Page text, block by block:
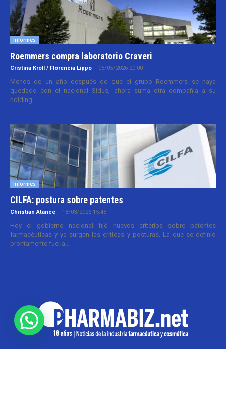
Informes
Roemmers compra laboratorio Craveri
Cristina Kroll / Florencia Lippo - 05/05/2026 20:00
Menos de un año después de que el grupo Roemmers se haya
quedado con el nacional Sidus, ahora suma otra compañía a su
holding....
Informes
CILFA: postura sobre patentes
Christian Atance - 18/03/2026 15:45
Hoy el gobierno nacional fijó nuevos criterios sobre patentes
farmacéuticas y ya surgen las críticas y posturas. La que se definió
prontamente fue la...